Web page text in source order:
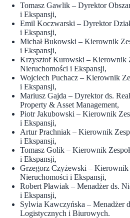
Tomasz Gawlik – Dyrektor
i Ekspansji,
Emil Koczwarski – Dyrektor
i Ekspansji,
Michał Bukowski – Kierownik
i Ekspansji,
Krzysztof Kurowski – Kierownik
Nieruchomości i Ekspansji,
Wojciech Puchacz – Kierownik
i Ekspansji,
Mariusz Gajda – Dyrektor ds.
Property & Asset Management,
Piotr Jakubowski – Kierownik
i Ekspansji,
Artur Prachniak – Kierownik
i Ekspansji,
Tomasz Golik – Kierownik
i Ekspansji,
Grzegorz Czyżewski – Kierownik
Nieruchomości i Ekspansji,
Robert Pławiak – Menadżer ds.
i Ekspansji,
Sylwia Kawczyńska – Menadżer
Logistycznych i Biurowych.